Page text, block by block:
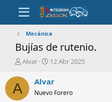
Mecánica
Bujías de rutenio.
A
t
r
Alvar
F
c
a
12 Abr 2025
A Alvar
Nuevo Forero